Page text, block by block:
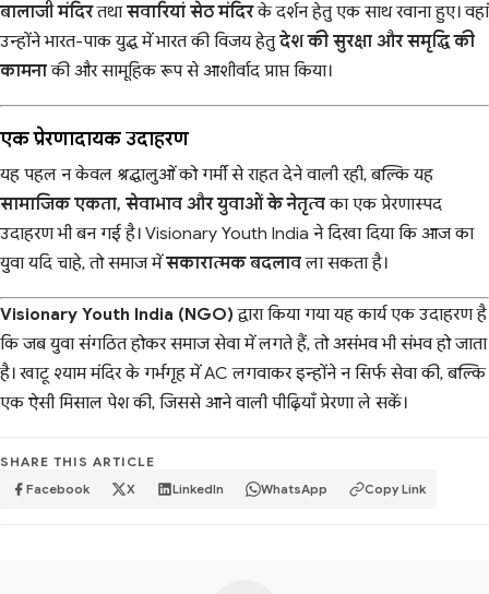
बालाजी मंदिरतथासवारियां सेठ मंदिरके दर्शन हेतु एक साथ रवाना हुए। वहां
उन्होंने भारत-पाक युद्ध में भारत की विजय हेतुदेश की सुरक्षा और समृद्धि की
कामनाकी और सामूहिक रूप से आशीर्वाद प्राप्त किया।
एक प्रेरणादायक उदाहरण
यह पहल न केवल श्रद्धालुओं को गर्मी से राहत देने वाली रही, बल्कि यह
सामाजिक एकता, सेवाभाव और युवाओं के नेतृत्वका एक प्रेरणास्पद
उदाहरण भी बन गई है। Visionary Youth India ने दिखा दिया कि आज का
युवा यदि चाहे, तो समाज मेंसकारात्मक बदलावला सकता है।
Visionary Youth India (NGO) द्वारा किया गया यह कार्य एक उदाहरण है
कि जब युवा संगठित होकर समाज सेवा में लगते हैं, तो असंभव भी संभव हो जाता
है। खाटू श्याम मंदिर के गर्भगृह में AC लगवाकर इन्होंने न सिर्फ सेवा की, बल्कि
एक ऐसी मिसाल पेश की, जिससे आने वाली पीढ़ियाँ प्रेरणा ले सकें।
SHARE THIS ARTICLE
Facebook X LinkedIn WhatsApp Copy Link